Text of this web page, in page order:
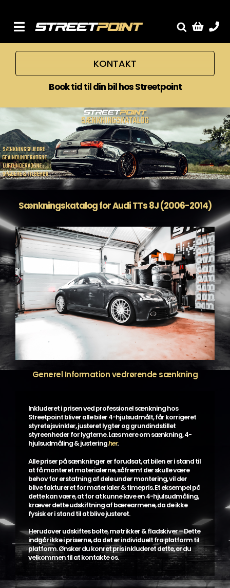
content
Toggle
Navigation
Streetcars
Tuning
Ventilrens
Værksted
KONTAKT
Book tid til din bil hos Streetpoint
Sænkningskatalog for Audi TTs 8J (2006-2014)
Generel Information vedrørende sænkning
Inkluderet i prisen ved professionel sænkning hos
Streetpoint bliver alle biler 4-hjulsudmålt, får korrigeret
styretøjsvinkler, justeret lygter og grundindstillet
styreenheder for lygterne. Læs mere om sænkning, 4-
hjulsudmåling & justeringher.
Alle priser på sænkninger er forudsat, at bilen er i stand til
at få monteret materialerne, såfremt der skulle være
behov for erstatning af dele under montering, vil der
blive faktureret for materialer & timepris. Et eksempel på
dette kan være, at for at kunne lave en 4-hjulsudmåling,
kræver dette udskiftning af bærearmene, da de ikke
fysisk er i stand til at blive justeret.
Herudover udskiftes bolte, møtrikker & fladskiver – Dette
indgår ikke i priserne, da det er individuelt fra platform til
platform. Ønsker du konret pris inkluderet dette, er du
velkommen til at kontakte os.